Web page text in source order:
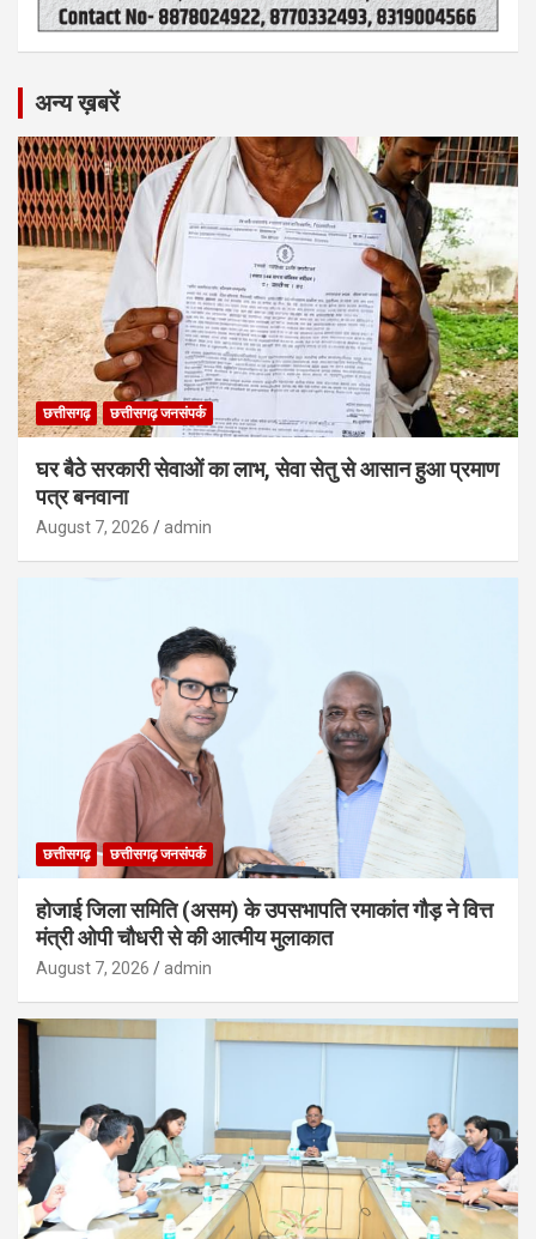
अन्य ख़बरें
छत्तीसगढ़ छत्तीसगढ़ जनसंपर्क
घर बैठे सरकारी सेवाओं का लाभ, सेवा सेतु से आसान हुआ प्रमाण
पत्र बनवाना
August 7, 2026 admin
छत्तीसगढ़ छत्तीसगढ़ जनसंपर्क
होजाई जिला समिति (असम) के उपसभापति रमाकांत गौड़ ने वित्त
मंत्री ओपी चौधरी से की आत्मीय मुलाकात
August 7, 2026 admin